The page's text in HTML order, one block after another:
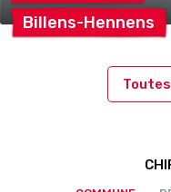
Billens-Hennens